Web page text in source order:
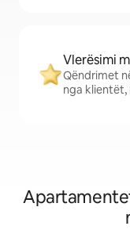
Vlerësimi
Qëndrimet
nga klientët,